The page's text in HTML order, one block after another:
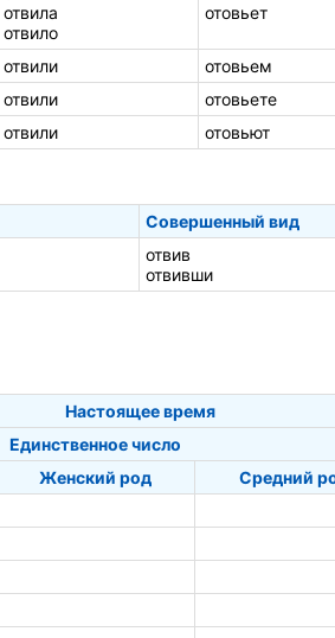
отвила
отвило
отовьет
отвили
отовьем
отвили отовьете
отвили отовьют
Совершенный вид
отвив
отвивши
Настоящее время
Единственное число
Женский род
Средний